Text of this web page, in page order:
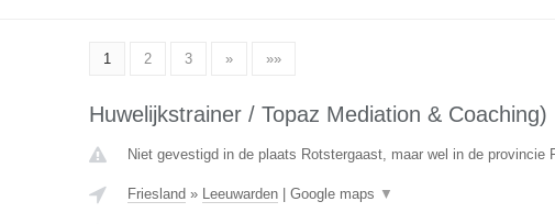
1 2 3 » »»
Huwelijkstrainer / Topaz Mediation & Coaching)
Niet gevestigd in de plaats Rotstergaast, maar wel in de provincie
Friesland » Leeuwarden| Google maps ▼